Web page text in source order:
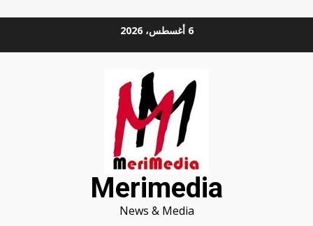
6 أغسطس، 2026
Merimedia
News & Media